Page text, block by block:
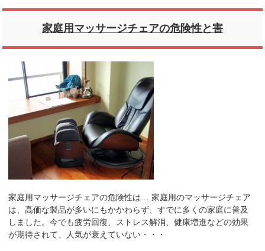
家庭用マッサージチェアの危険性と害
家庭用マッサージチェアの危険性は… 家庭用のマッサージチェア
は、高価な製品が多いにもかかわらず、すでに多くの家庭に普及
しました。今でも疲労回復、ストレス解消、健康増進などの効果
が期待されて、人気が衰えていない・・・